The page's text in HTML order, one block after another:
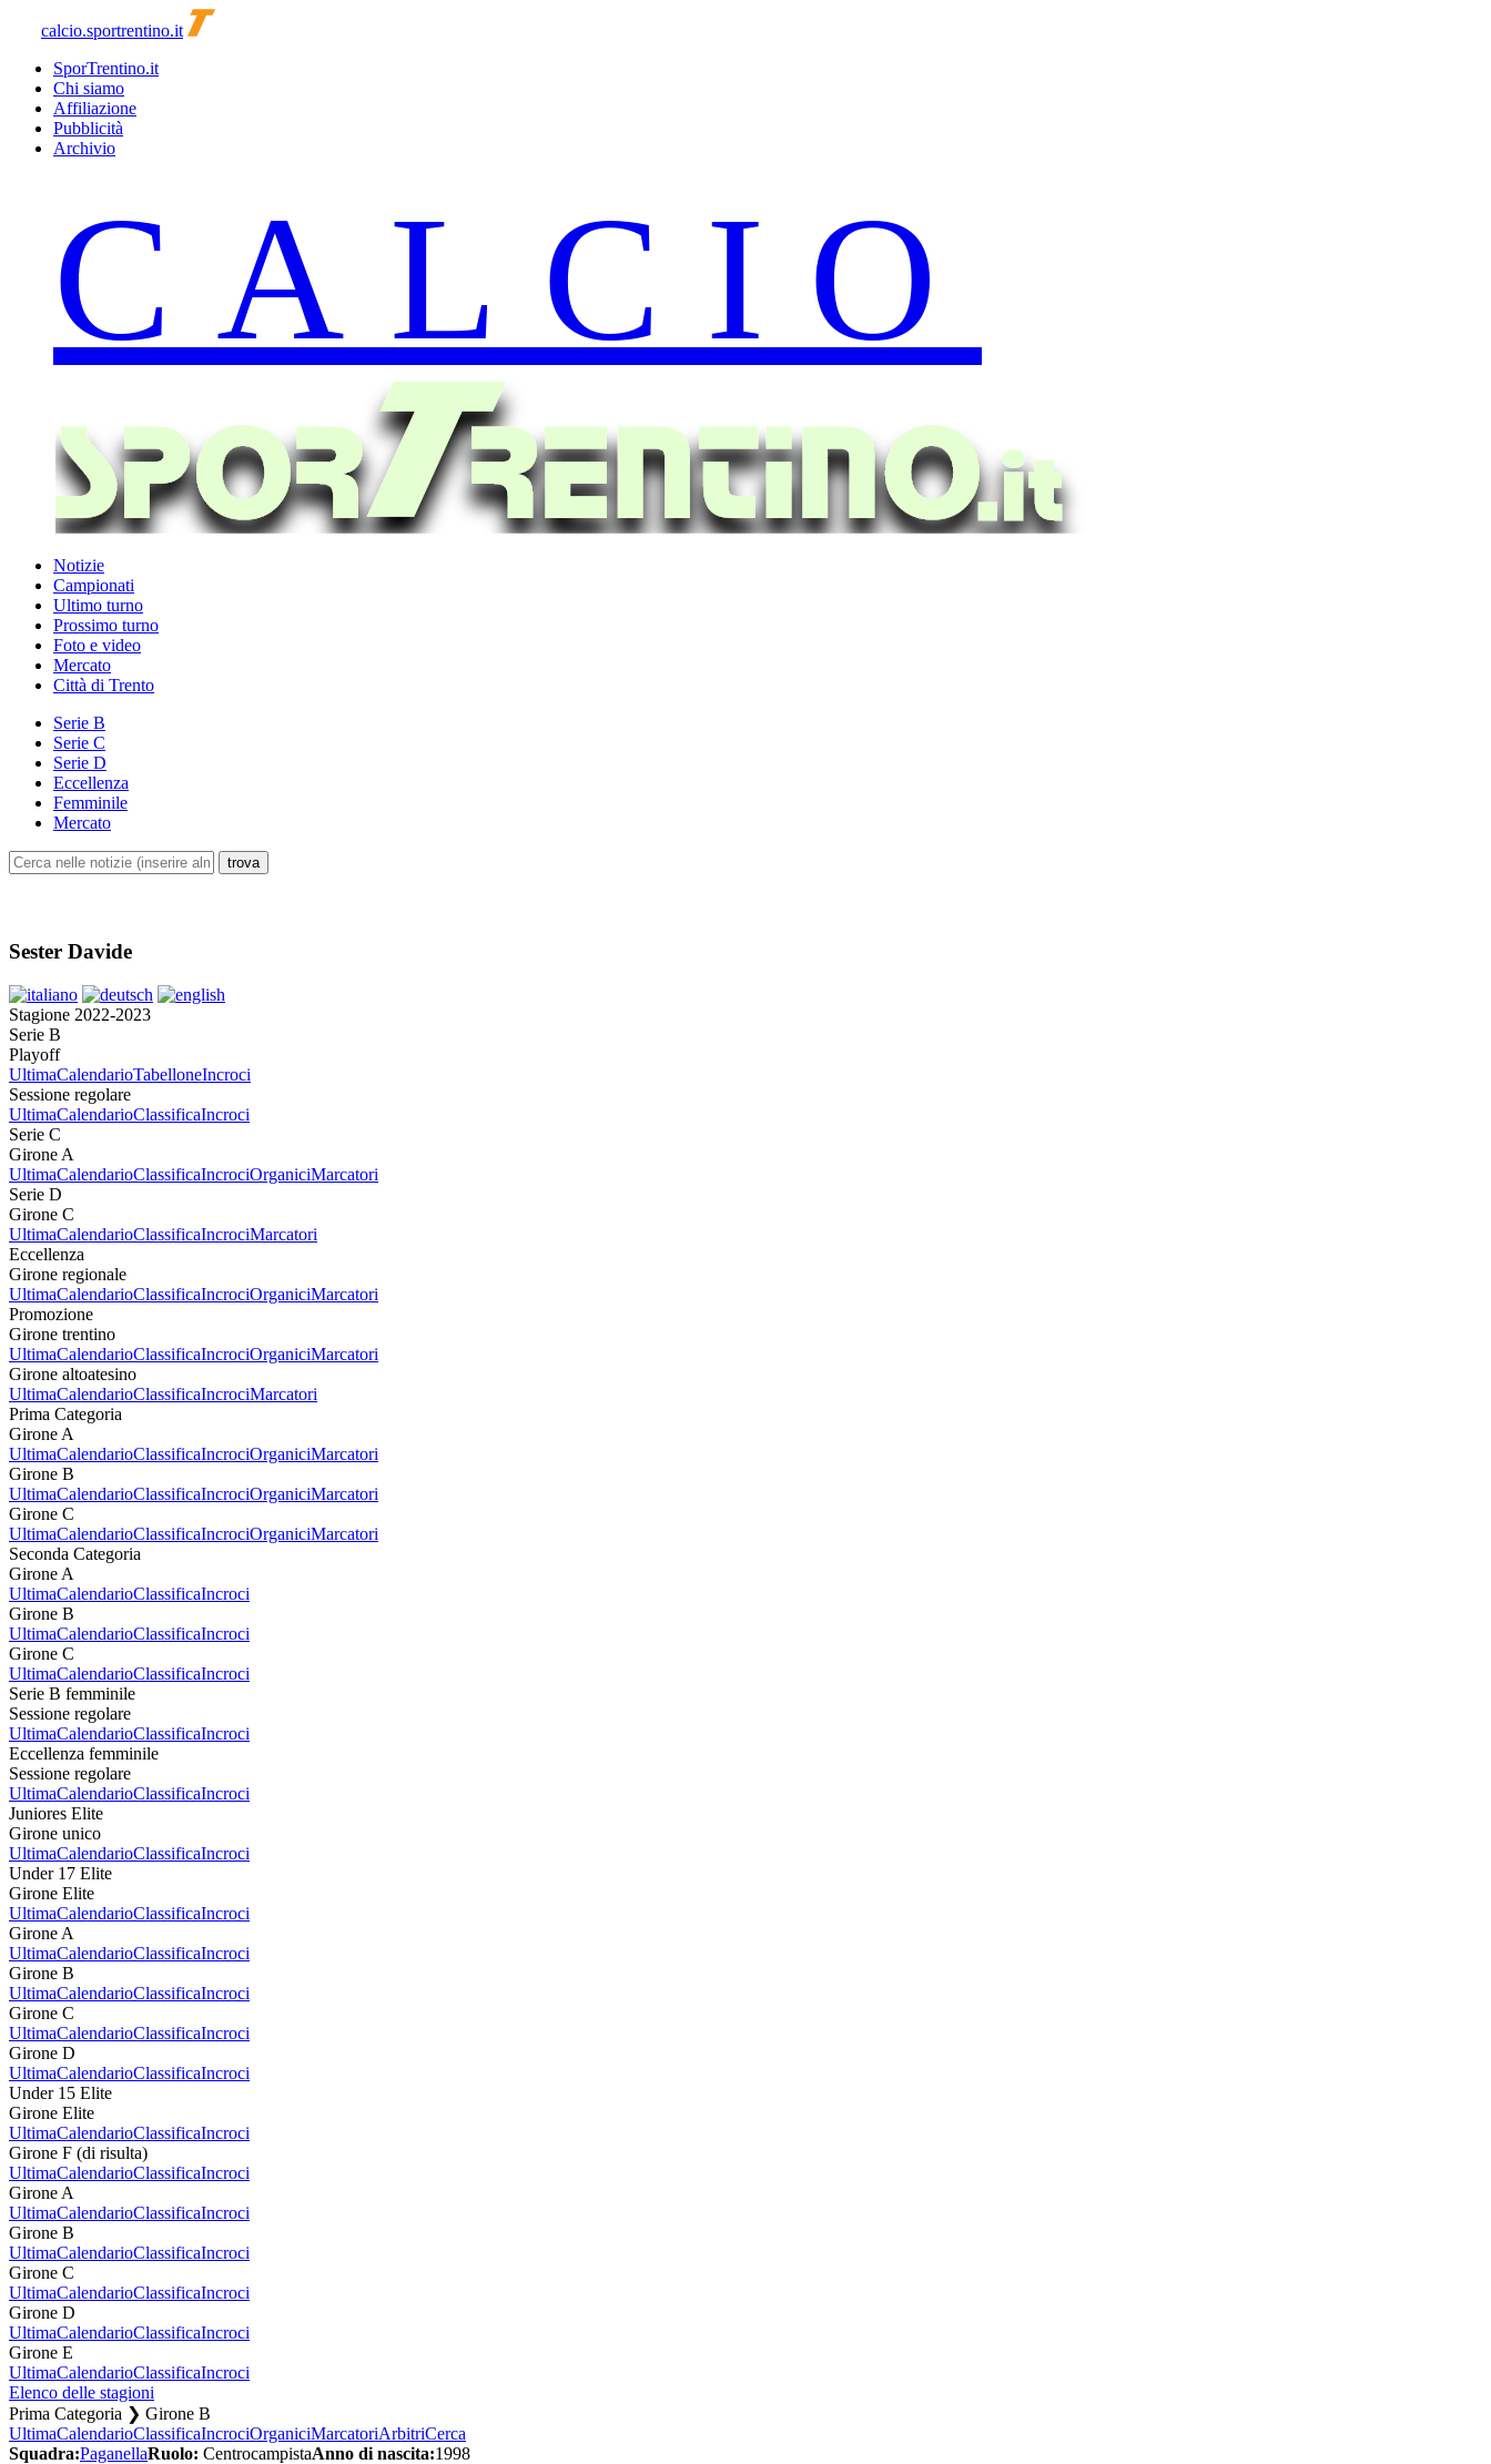
calcio.sportrentino.it
SporTrentino.it
Chi siamo
Affiliazione
Pubblicità
Archivio
Notizie
Campionati
Ultimo turno
Prossimo turno
Foto e video
Mercato
Città di Trento
Serie B
Serie C
Serie D
Eccellenza
Femminile
Mercato
Sester Davide
Stagione 2022-2023
Serie B
Playoff
UltimaCalendarioTabelloneIncroci
Sessione regolare
UltimaCalendarioClassificaIncroci
Serie C
Girone A
UltimaCalendarioClassificaIncrociOrganiciMarcatori
Serie D
Girone C
UltimaCalendarioClassificaIncrociMarcatori
Eccellenza
Girone regionale
UltimaCalendarioClassificaIncrociOrganiciMarcatori
Promozione
Girone trentino
UltimaCalendarioClassificaIncrociOrganiciMarcatori
Girone altoatesino
UltimaCalendarioClassificaIncrociMarcatori
Prima Categoria
Girone A
UltimaCalendarioClassificaIncrociOrganiciMarcatori
Girone B
UltimaCalendarioClassificaIncrociOrganiciMarcatori
Girone C
UltimaCalendarioClassificaIncrociOrganiciMarcatori
Seconda Categoria
Girone A
UltimaCalendarioClassificaIncroci
Girone B
UltimaCalendarioClassificaIncroci
Girone C
UltimaCalendarioClassificaIncroci
Serie B femminile
Sessione regolare
UltimaCalendarioClassificaIncroci
Eccellenza femminile
Sessione regolare
UltimaCalendarioClassificaIncroci
Juniores Elite
Girone unico
UltimaCalendarioClassificaIncroci
Under 17 Elite
Girone Elite
UltimaCalendarioClassificaIncroci
Girone A
UltimaCalendarioClassificaIncroci
Girone B
UltimaCalendarioClassificaIncroci
Girone C
UltimaCalendarioClassificaIncroci
Girone D
UltimaCalendarioClassificaIncroci
Under 15 Elite
Girone Elite
UltimaCalendarioClassificaIncroci
Girone F (di risulta)
UltimaCalendarioClassificaIncroci
Girone A
UltimaCalendarioClassificaIncroci
Girone B
UltimaCalendarioClassificaIncroci
Girone C
UltimaCalendarioClassificaIncroci
Girone D
UltimaCalendarioClassificaIncroci
Girone E
UltimaCalendarioClassificaIncroci
Elenco delle stagioni
Prima Categoria ❯ Girone B
UltimaCalendarioClassificaIncrociOrganiciMarcatoriArbitriCerca
Squadra:PaganellaRuolo: CentrocampistaAnno di nascita:1998